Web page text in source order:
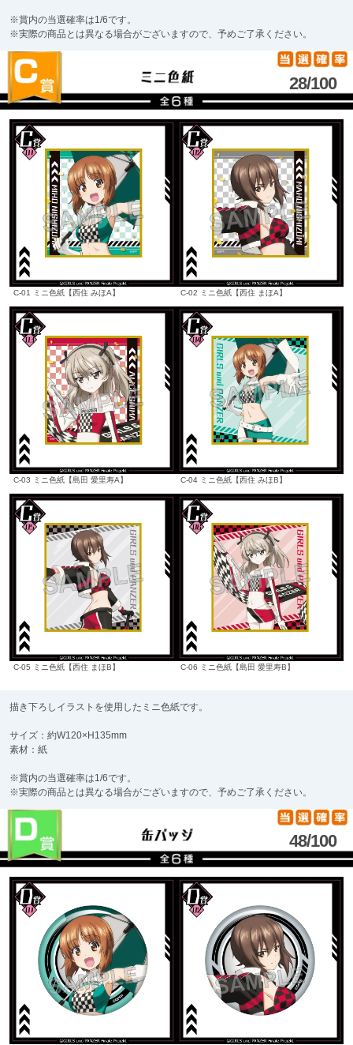
※賞内の当選確率は1/6です。
※実際の商品とは異なる場合がございますので、予めご了承ください。
28/100
C-01 ミニ色紙【西住 みほA】 C-02 ミニ色紙【西住 まほA】
C-03 ミニ色紙【島田 愛里寿A】 C-04 ミニ色紙【西住 みほB】
C-05 ミニ色紙【西住 まほB】 C-06 ミニ色紙【島田 愛里寿B】
描き下ろしイラストを使用したミニ色紙です。
サイズ：約W120×H135mm
素材：紙
※賞内の当選確率は1/6です。
※実際の商品とは異なる場合がございますので、予めご了承ください。
48/100